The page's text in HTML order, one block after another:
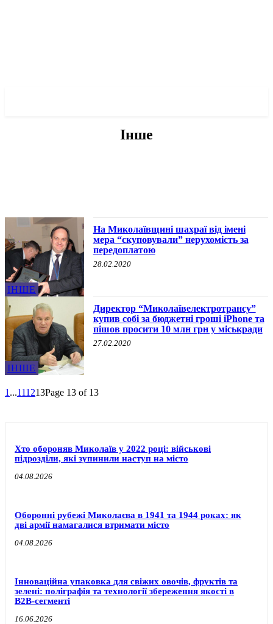
Інше
ІНШЕ
На Миколаївщині шахраї від імені
мера “скуповували” нерухомість за
передоплатою
28.02.2020
ІНШЕ
Директор “Миколаївелектротрансу”
купив собі за бюджетні гроші iPhone та
пішов просити 10 млн грн у міськради
27.02.2020
1 ...111213Page 13 of 13
Хто обороняв Миколаїв у 2022 році: військові
підрозділи, які зупинили наступ на місто
04.08.2026
Оборонні рубежі Миколаєва в 1941 та 1944 роках: як
дві армії намагалися втримати місто
04.08.2026
Інноваційна упаковка для свіжих овочів, фруктів та
зелені: поліграфія та технології збереження якості в
B2B-сегменті
16.06.2026